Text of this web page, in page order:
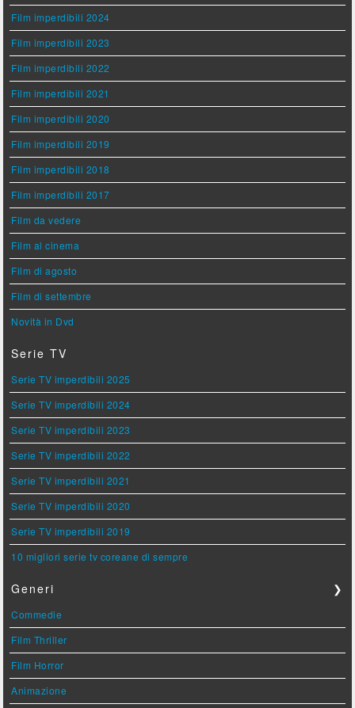
Film imperdibili 2024
Film imperdibili 2023
Film imperdibili 2022
Film imperdibili 2021
Film imperdibili 2020
Film imperdibili 2019
Film imperdibili 2018
Film imperdibili 2017
Film da vedere
Film al cinema
Film di agosto
Film di settembre
Novità in Dvd
Serie TV
Serie TV imperdibili 2025
Serie TV imperdibili 2024
Serie TV imperdibili 2023
Serie TV imperdibili 2022
Serie TV imperdibili 2021
Serie TV imperdibili 2020
Serie TV imperdibili 2019
10 migliori serie tv coreane di sempre
Generi ❯
Commedie
Film Thriller
Film Horror
Animazione